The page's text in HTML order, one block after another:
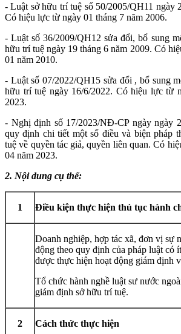
- Luật sở hữu trí tuệ số 50/2005/QH11 ngày
Có hiệu lực từ ngày 01 tháng 7 năm 2006.
- Luật số 36/2009/QH12 sửa đổi, bổ sung
hữu trí tuệ ngày 19 tháng 6 năm 2009. Có
01 năm 2010.
- Luật số 07/2022/QH15 sửa đổi , bổ sung
hữu trí tuệ ngày 16/6/2022. Có hiệu lực từ
2023.
- Nghị định số 17/2023/NĐ-CP ngày ngày
quy định chi tiết một số điều và biện pháp
tuệ về quyền tác giả, quyền liên quan. Có
04 năm 2023.
2. Nội dung cụ thể:
1 Điều kiện thực hiện thủ tục hành
Doanh nghiệp, hợp tác xã, đơn vị sự
động theo quy định của pháp luật có
được thực hiện hoạt động giám định
Tổ chức hành nghề luật sư nước
giám định sở hữu trí tuệ.
2 Cách thức thực hiện